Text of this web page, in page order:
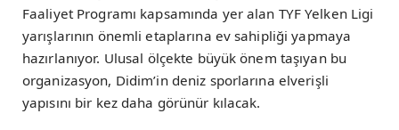
Faaliyet Programı kapsamında yer alan TYF Yelken Ligi
yarışlarının önemli etaplarına ev sahipliği yapmaya
hazırlanıyor. Ulusal ölçekte büyük önem taşıyan bu
organizasyon, Didim’in deniz sporlarına elverişli
yapısını bir kez daha görünür kılacak.